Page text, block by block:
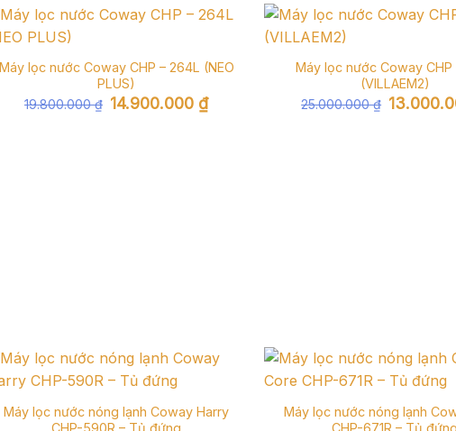
23.375.000 ₫.
Máy lọc nước Coway CHP – 264L (NEO
PLUS)
19.800.000₫ Giá
gốc
14.900.000 ₫Giá
hiện
Máy lọc nước Coway CHP
(VILLAEM2)
25.000.000₫ Giá
gốc
Máy lọc nước nóng lạnh Coway Harry
Máy lọc nước nóng lạnh